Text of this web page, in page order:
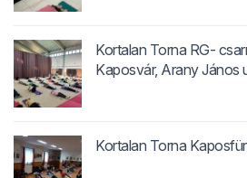
Kortalan Torna RG-
Kaposvár, Arany János
Kortalan Torna